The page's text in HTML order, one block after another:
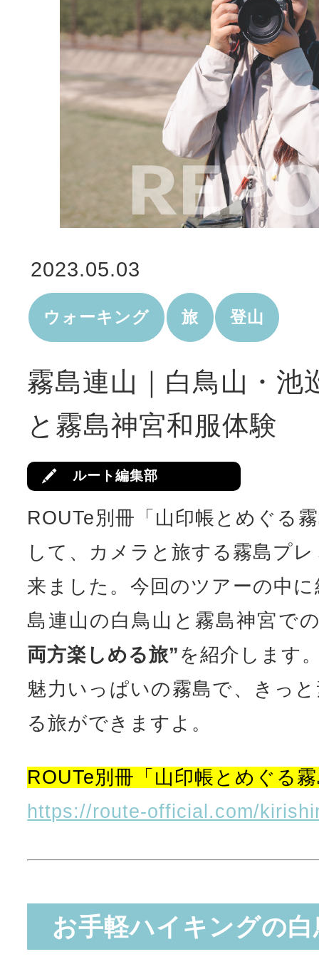
2023.05.03
ウォーキング 旅 登山
霧島連山｜白鳥山・池
と霧島神宮和服体験
ルート編集部
ROUTe別冊「山印帳とめぐる
して、カメラと旅する霧島プ
来ました。今回のツアーの中
島連山の白鳥山と霧島神宮で
両方楽しめる旅” を紹介します
魅力いっぱいの霧島で、きっ
る旅ができますよ。
ROUTe別冊「山印帳とめぐる
https://route-official.com/
お手軽ハイキングの